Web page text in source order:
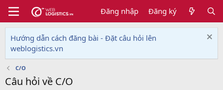
Đăng nhập Đăng ký
Hướng dẫn cách đăng bài - Đặt câu hỏi lên
weblogistics.vn
C/O
Câu hỏi về C/O